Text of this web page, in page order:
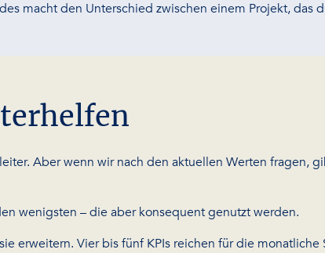
macht den Unterschied zwischen einem Projekt, das
Aber wenn wir nach den aktuellen Werten fragen,
wenigsten – die aber konsequent genutzt werden.
erweitern. Vier bis fünf KPIs reichen für die